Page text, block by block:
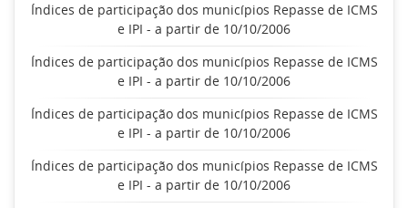
Índices de participação dos municípios Repasse de ICMS
e IPI - a partir de 10/10/2006
Índices de participação dos municípios Repasse de ICMS
e IPI - a partir de 10/10/2006
Índices de participação dos municípios Repasse de ICMS
e IPI - a partir de 10/10/2006
Índices de participação dos municípios Repasse de ICMS
e IPI - a partir de 10/10/2006